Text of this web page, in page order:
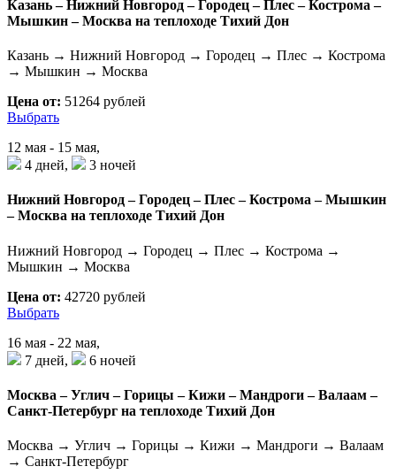
Казань – Нижний Новгород – Городец – Плес – Кострома –
Мышкин – Москва на теплоходе Тихий Дон
Казань → Нижний Новгород → Городец → Плес → Кострома
→ Мышкин → Москва
Цена от: 51264 рублей
Выбрать
12 мая - 15 мая,
4 дней,
3 ночей
Нижний Новгород – Городец – Плес – Кострома – Мышкин
– Москва на теплоходе Тихий Дон
Нижний Новгород → Городец → Плес → Кострома →
Мышкин → Москва
Цена от: 42720 рублей
Выбрать
16 мая - 22 мая,
7 дней,
6 ночей
Москва – Углич – Горицы – Кижи – Мандроги – Валаам –
Санкт-Петербург на теплоходе Тихий Дон
Москва → Углич → Горицы → Кижи → Мандроги → Валаам
→ Санкт-Петербург